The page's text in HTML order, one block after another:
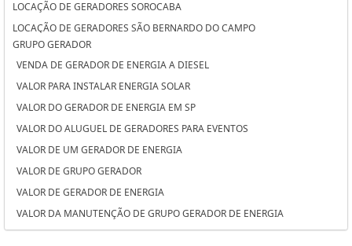
LOCAÇÃO DE GERADORES SOROCABA
LOCAÇÃO DE GERADORES SÃO BERNARDO DO CAMPO
LOCAÇÃO DE GERADORES PARA CASAMENTO SOROCABA
LOCAÇÃO DE GERADORES PARA CASAMENTO SÃO BERNARDO DO
CAMPO
LOCAÇÃO DE GERADORES PARA CASAMENTO OSASCO
LOCAÇÃO DE GERADORES OSASCO
LOCAÇÃO DE GERADORES DE ENERGIA SÃO JOSÉ DOS CAMPOS
LOCAÇÃO DE GERADORES DE ENERGIA SANTO ANDRÉ
LOCAÇÃO DE GERADORES DE ENERGIA A DIESEL SOROCABA
LOCAÇÃO DE GERADORES DE ENERGIA A DIESEL SÃO BERNARDO DO
GRUPO GERADOR
VENDA DE GERADOR DE ENERGIA A DIESEL
VALOR PARA INSTALAR ENERGIA SOLAR
VALOR DO GERADOR DE ENERGIA EM SP
VALOR DO ALUGUEL DE GERADORES PARA EVENTOS
VALOR DE UM GERADOR DE ENERGIA
VALOR DE GRUPO GERADOR
VALOR DE GERADOR DE ENERGIA
VALOR DA MANUTENÇÃO DE GRUPO GERADOR DE ENERGIA
VALOR ALUGUEL GERADOR